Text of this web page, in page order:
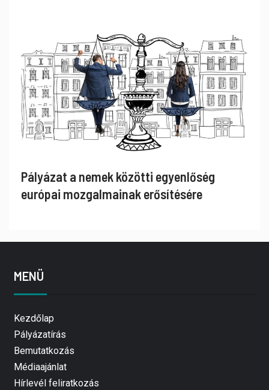
Pályázat a nemek közötti egyenlőség
európai mozgalmainak erősítésére
MENÜ
Kezdőlap
Pályázatírás
Bemutatkozás
Médiaajánlat
Hírlevél feliratkozás